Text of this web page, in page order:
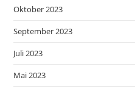
Oktober 2023
September 2023
Juli 2023
Mai 2023